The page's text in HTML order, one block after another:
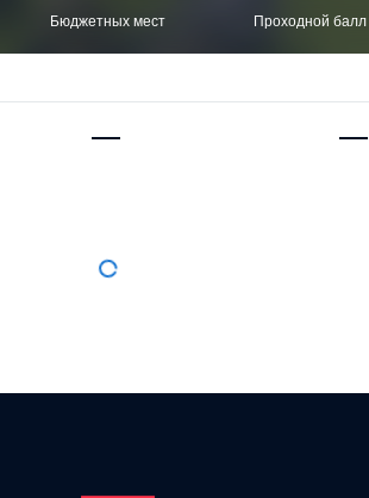
Бюджетных мест Проходной балл
— —